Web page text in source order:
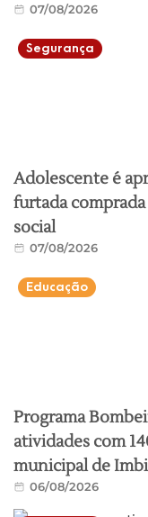
07/08/2026
Segurança
Adolescente é
furtada comprada
social
07/08/2026
Educação
Programa
atividades com
municipal de
06/08/2026